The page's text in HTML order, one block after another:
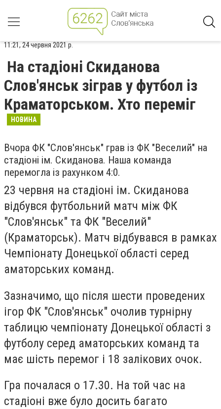
11:21, 24 червня 2021 р.
На стадіоні Скиданова
Слов'янськ зіграв у футбол із
Краматорськом. Хто переміг
НОВИНА
Вчора ФК "Слов'янськ" грав із ФК "Веселий" на
стадіоні ім. Скиданова. Наша команда
перемогла із рахунком 4:0.
23 червня на стадіоні ім. Скиданова
відбувся футбольний матч між ФК
"Слов'янськ" та ФК "Веселий"
(Краматорськ). Матч відбувався в рамках
Чемпіонату Донецької області серед
аматорських команд.
Зазначимо, що після шести проведених
ігор ФК "Слов'янськ" очолив турнірну
таблицю чемпіонату Донецької області з
футболу серед аматорських команд та
має шість перемог і 18 залікових очок.
Гра почалася о 17.30. На той час на
стадіоні вже було досить багато